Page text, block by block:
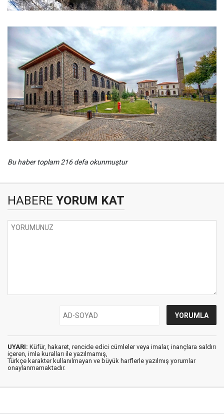
Bu haber toplam 216 defa okunmuştur
HABERE YORUM KAT
UYARI: Küfür, hakaret, rencide edici cümleler veya imalar, inançlara saldırı
içeren, imla kuralları ile yazılmamış,
Türkçe karakter kullanılmayan ve büyük harflerle yazılmış yorumlar
onaylanmamaktadır.